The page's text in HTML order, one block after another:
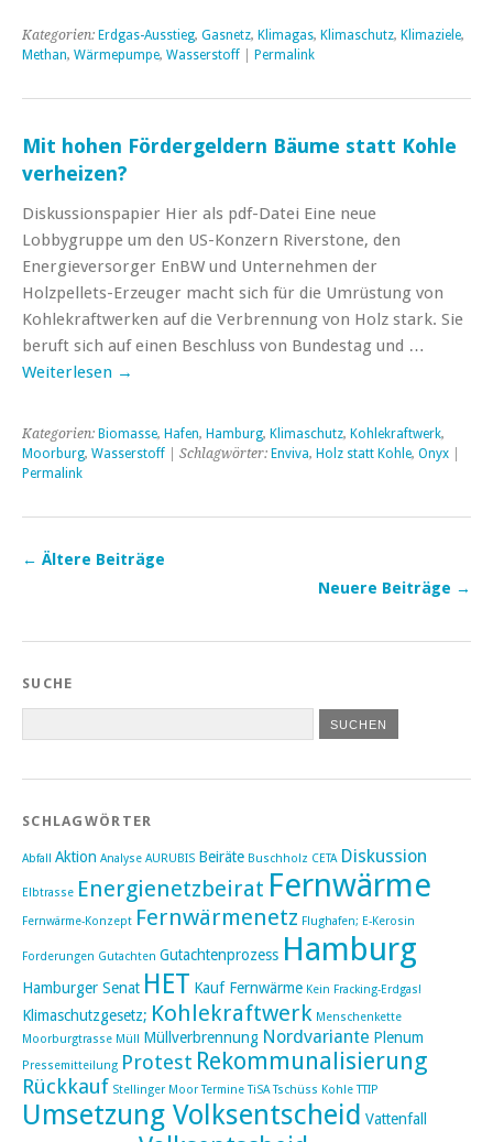
Kategorien: Erdgas-Ausstieg, Gasnetz, Klimagas, Klimaschutz, Klimaziele,
Methan, Wärmepumpe, Wasserstoff Permalink
Mit hohen Fördergeldern Bäume statt Kohle
verheizen?
Diskussionspapier Hier als pdf-Datei Eine neue
Lobbygruppe um den US-Konzern Riverstone, den
Energieversorger EnBW und Unternehmen der
Holzpellets-Erzeuger macht sich für die Umrüstung von
Kohlekraftwerken auf die Verbrennung von Holz stark. Sie
beruft sich auf einen Beschluss von Bundestag und …
Weiterlesen →
Kategorien: Biomasse, Hafen, Hamburg, Klimaschutz, Kohlekraftwerk,
Moorburg, Wasserstoff | Schlagwörter: Enviva, Holz statt Kohle, Onyx
Permalink
← Ältere Beiträge
Neuere Beiträge →
SUCHE
SCHLAGWÖRTER
Abfall Aktion Analyse AURUBIS Beiräte Buschholz CETA Diskussion
Elbtrasse Energienetzbeirat Fernwärme
Fernwärme-Konzept Fernwärmenetz Flughafen; E-Kerosin
Forderungen Gutachten Gutachtenprozess Hamburg
Hamburger Senat HET Kauf Fernwärme Kein Fracking-Erdgas!
Klimaschutzgesetz; Kohlekraftwerk Menschenkette
Moorburgtrasse Müll Müllverbrennung Nordvariante Plenum
Pressemitteilung Protest Rekommunalisierung
Rückkauf Stellinger Moor Termine TiSA Tschüss Kohle TTIP
Umsetzung Volksentscheid Vattenfall